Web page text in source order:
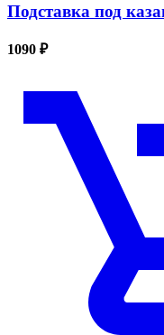
Подставка под
1090 ₽